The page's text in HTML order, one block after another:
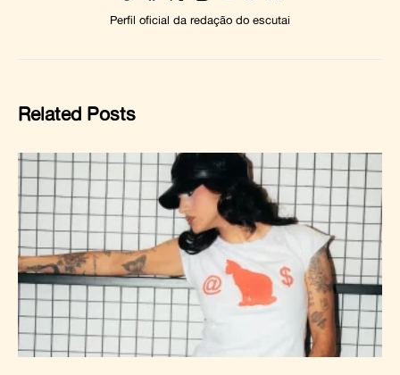
Perfil oficial da redação do escutai
Related Posts